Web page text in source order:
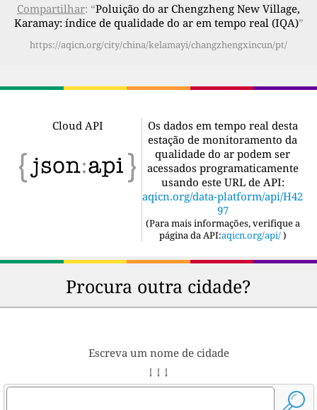
Compartilhar: “Poluição do ar Chengzheng New Village,
Karamay: índice de qualidade do ar em tempo real (IQA)”
https://aqicn.org/city/china/kelamayi/changzhengxincun/pt/
Cloud API
Os dados em tempo real desta
estação de monitoramento da
qualidade do ar podem ser
acessados programaticamente
usando este URL de API:
aqicn.org/data-platform/api/H42
97
(Para mais informações, verifique a
página da API:aqicn.org/api/ )
Procura outra cidade?
Escreva um nome de cidade
↓ ↓ ↓